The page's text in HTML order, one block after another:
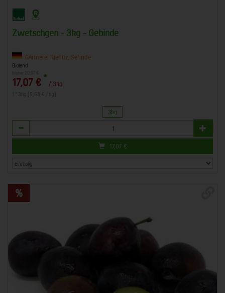
Zwetschgen - 3kg - Gebinde
Gärtnerei Kiebitz, Sehnde
Bioland
17,07 € * / 3kg
3kg
Anzahl
17,07 €